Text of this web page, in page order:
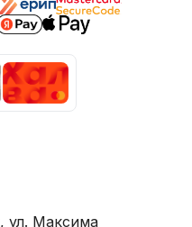
ул. Максима